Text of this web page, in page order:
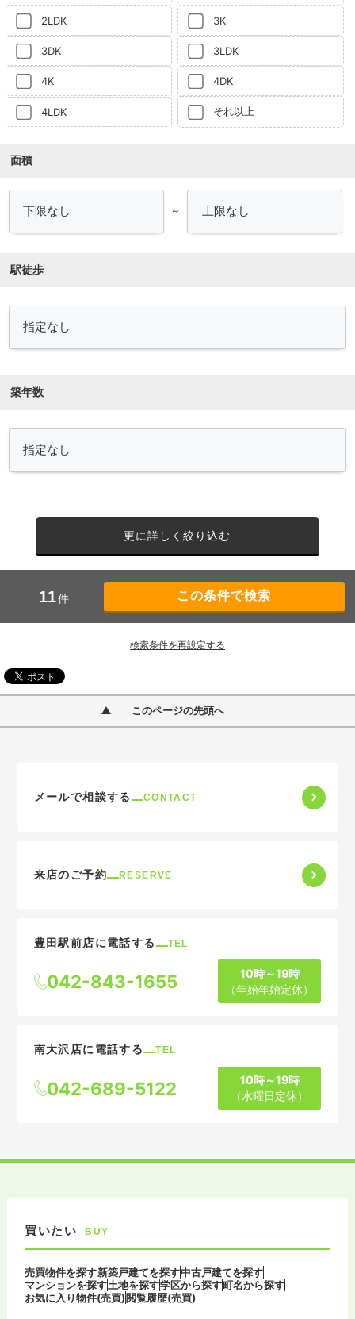
2LDK 3K
3DK 3LDK
4K 4DK
4LDK それ以上
面積
～
駅徒歩
築年数
更に詳しく絞り込む
11件
検索条件を再設定する
このページの先頭へ
メールで相談する CONTACT
来店のご予約 RESERVE
豊田駅前店に電話する TEL
042-843-1655
10時～19時
（年始年始定休）
南大沢店に電話する TEL
042-689-5122
10時～19時
（水曜日定休）
買いたい BUY
売買物件を探す新築戸建てを探す中古戸建てを探す
マンションを探す土地を探す学区から探す町名から探す
お気に入り物件(売買)閲覧履歴(売買)